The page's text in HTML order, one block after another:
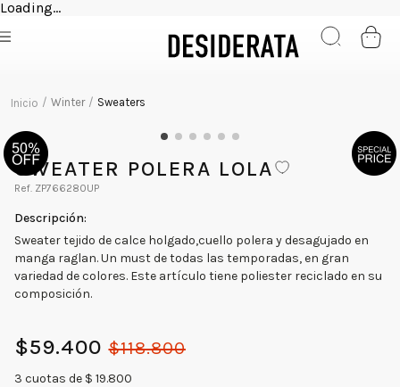
Loading...
Winter Sweaters
SWEATER POLERA LOLA
ZP766280UP
Sweater tejido de calce holgado,cuello polera y desagujado en
manga raglan. Un must de todas las temporadas, en gran
variedad de colores. Este artículo tiene poliester reciclado en su
composición.
$59.400 $118.800
3 cuotas de $ 19.800